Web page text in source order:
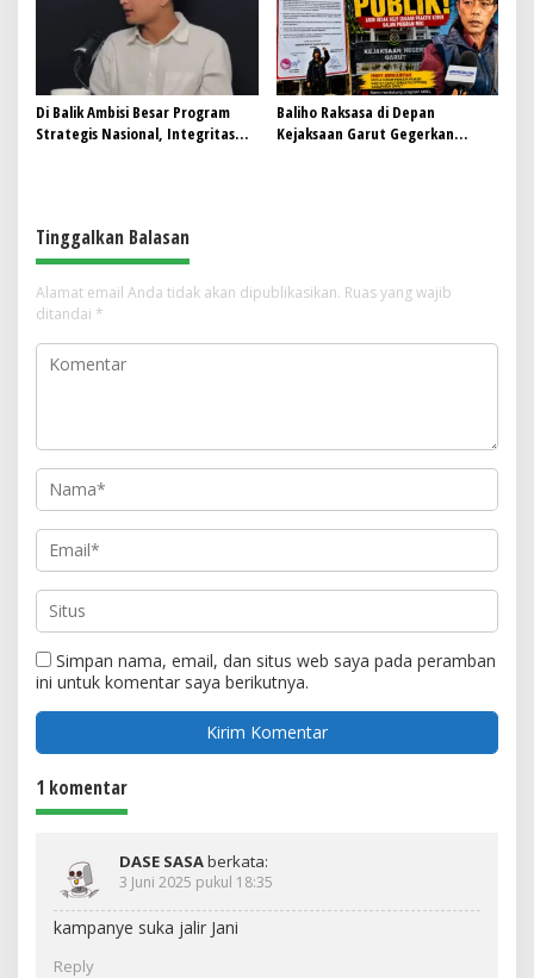
Di Balik Ambisi Besar Program
Strategis Nasional, Integritas
Baliho Raksasa di Depan
Kejaksaan Garut Gegerkan
Tinggalkan Balasan
Alamat email Anda tidak akan dipublikasikan. Ruas yang wajib
ditandai *
Simpan nama, email, dan situs web saya pada peramban
ini untuk komentar saya berikutnya.
1 komentar
DASE SASAberkata:
3 Juni 2025 pukul 18:35
kampanye suka jalir Jani
Reply